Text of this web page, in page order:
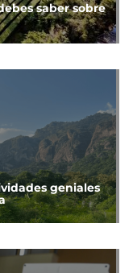
saber sobre
geniales